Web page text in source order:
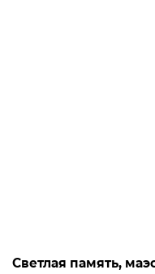
Светлая память,